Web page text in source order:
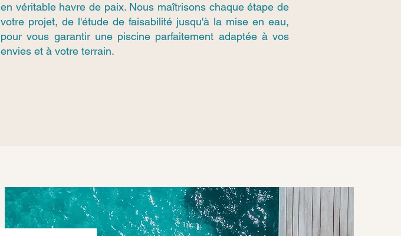
en véritable havre de paix. Nous maîtrisons chaque étape de
votre projet, de l'étude de faisabilité jusqu'à la mise en eau,
pour vous garantir une piscine parfaitement adaptée à vos
envies et à votre terrain.